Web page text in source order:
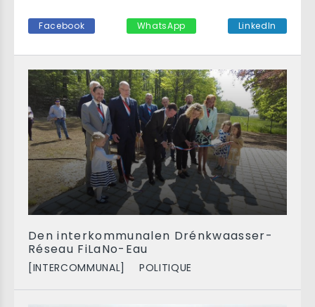
Den interkommunalen Drénkwaasser-
Réseau FiLaNo-Eau
[INTERCOMMUNAL] POLITIQUE
Facebook WhatsApp LinkedIn